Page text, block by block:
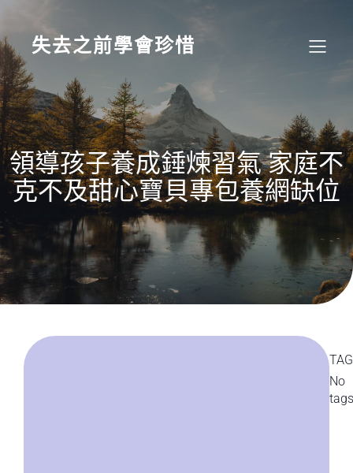
content
失去之前學會珍惜
領導孩子養成錘煉習氣 家庭不
克不及甜心寶貝專包養網缺位
No
tags